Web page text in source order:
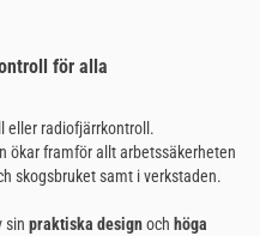
för alla
eller radiofjärrkontroll.
ökar framför allt arbetssäkerheten
skogsbruket samt i verkstaden.
sin praktiska designoch höga